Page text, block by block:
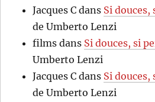
Jacques C dans Si douces,
de Umberto Lenzi
films dans Si douces, si
Umberto Lenzi
Jacques C dans Si douces,
de Umberto Lenzi